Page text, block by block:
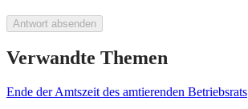
Antwort absenden
Verwandte Themen
Ende der Amtszeit des amtierenden Betriebsrats